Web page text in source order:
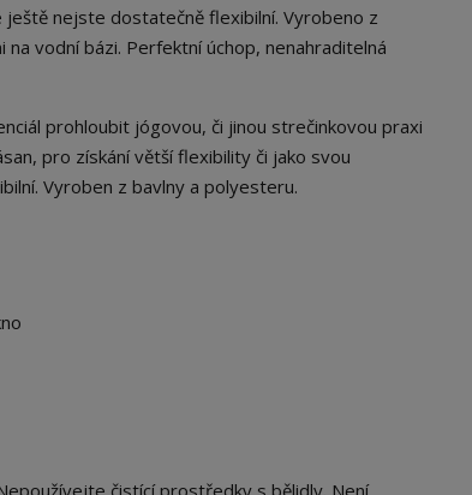
nejste dostatečně flexibilní. Vyrobeno z
vodní bázi. Perfektní úchop, nenahraditelná
prohloubit jógovou, či jinou strečinkovou praxi
pro získání větší flexibility či jako svou
Vyroben z bavlny a polyesteru.
čistící prostředky s bělidly. Není